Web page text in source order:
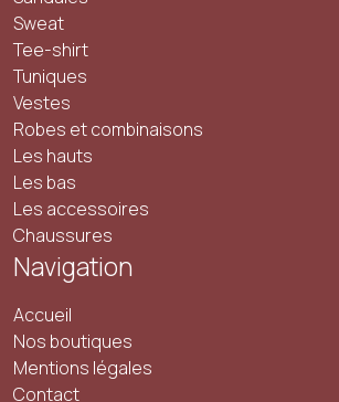
Sweat
Tee-shirt
Tuniques
Vestes
Robes et combinaisons
Les hauts
Les bas
Les accessoires
Chaussures
Navigation
Accueil
Nos boutiques
Mentions légales
Contact